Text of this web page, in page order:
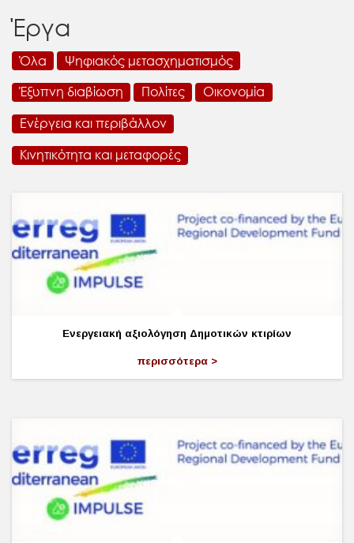
Έργα
Όλα
Ψηφιακός μετασχηματισμός
Έξυπνη διαβίωση
Πολίτες
Οικονομία
Ενέργεια και περιβάλλον
Κινητικότητα και μεταφορές
Ενεργειακή αξιολόγηση Δημοτικών κτιρίων
περισσότερα